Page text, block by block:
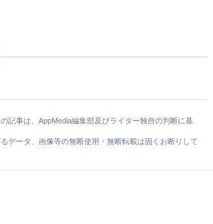
記事は、AppMedia編集部及びライター独自の判断に基
データ、画像等の無断使用・無断転載は固くお断りして